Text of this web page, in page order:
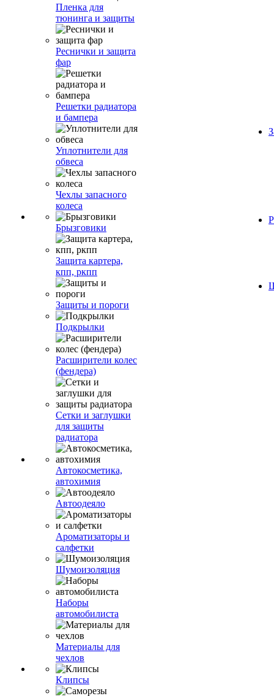
Пленка для
тюнинга и защиты
Реснички и защита
фар
Решетки радиатора
и бампера
Уплотнители для
обвеса
Чехлы запасного
колеса
Брызговики
Защита картера,
кпп, ркпп
Защиты и пороги
Подкрылки
Расширители колес
(фендера)
Сетки и заглушки
для защиты
радиатора
Автокосметика,
автохимия
Автоодеяло
Ароматизаторы и
салфетки
Шумоизоляция
Наборы
автомобилиста
Материалы для
чехлов
Клипсы